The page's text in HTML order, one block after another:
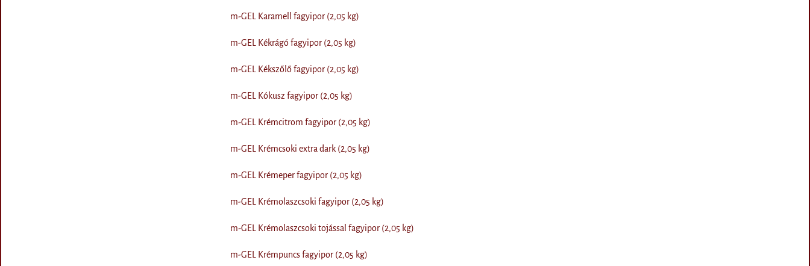
m-GEL Karamell fagyipor (2,05 kg)
m-GEL Kékrágó fagyipor (2,05 kg)
m-GEL Kékszőlő fagyipor (2,05 kg)
m-GEL Kókusz fagyipor (2,05 kg)
m-GEL Krémcitrom fagyipor (2,05 kg)
m-GEL Krémcsoki extra dark (2,05 kg)
m-GEL Krémeper fagyipor (2,05 kg)
m-GEL Krémolaszcsoki fagyipor (2,05 kg)
m-GEL Krémolaszcsoki tojással fagyipor (2,05 kg)
m-GEL Krémpuncs fagyipor (2,05 kg)